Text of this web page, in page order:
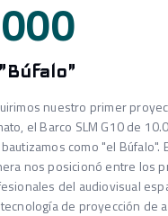
nuestro primer
el Barco SLM G10 de
como "el Búfalo".
nos posicionó entre los
del audiovisual
de proyección de